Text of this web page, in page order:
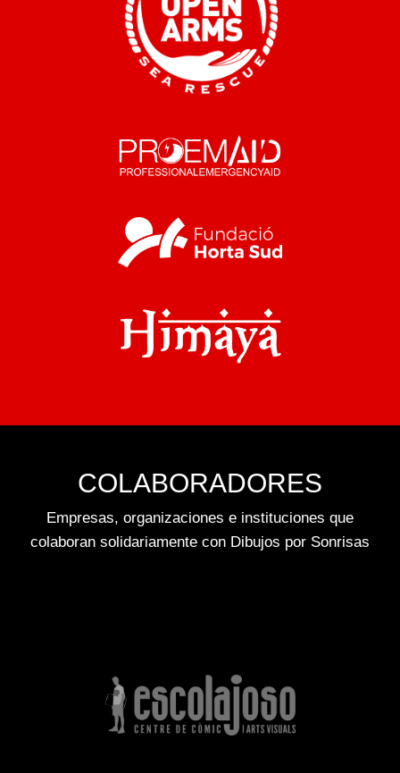
COLABORADORES
Empresas, organizaciones e instituciones que
colaboran solidariamente con Dibujos por Sonrisas